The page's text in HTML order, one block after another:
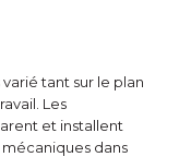
tant sur le plan
Les
et installent
dans